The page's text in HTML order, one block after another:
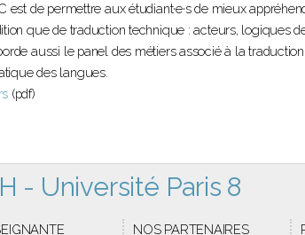
est de permettre aux étudiant·e·s de mieux
que de traduction technique : acteurs, logiques
aussi le panel des métiers associé à la
des langues.
(pdf)
- Université Paris 8
NOS PARTENAIRES